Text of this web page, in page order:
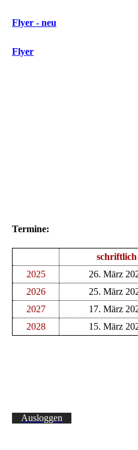
Flyer - neu
Flyer
Termine:
schriftlich
2025
26. März
2026
25. März
2027
17. März
2028
15. März
Ausloggen